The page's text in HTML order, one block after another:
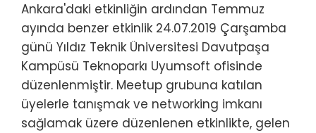
Ankara'daki etkinliğin ardından Temmuz
ayında benzer etkinlik 24.07.2019 Çarşamba
günü Yıldız Teknik Üniversitesi Davutpaşa
Kampüsü Teknoparkı Uyumsoft ofisinde
düzenlenmiştir. Meetup grubuna katılan
üyelerle tanışmak ve networking imkanı
sağlamak üzere düzenlenen etkinlikte, gelen